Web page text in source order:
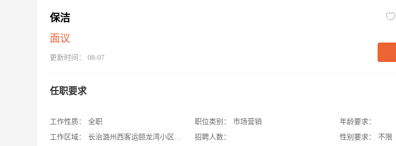
保洁
面议
更新时间： 08-07
任职要求
工作性质：
全职
工作区域：
长治潞州西客运颐龙湾小区物业
职位类别：
市场营销
招聘人数：
年龄要求：
性别要求：
不限